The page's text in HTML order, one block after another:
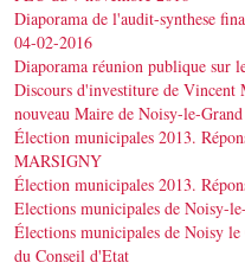
Diaporama de l'audit-synthese
04-02-2016
Diaporama réunion publique sur
Discours d'investiture de Vincent
nouveau Maire de Noisy-le-Grand
Élection municipales 2013.
MARSIGNY
Élection municipales 2013.
Elections municipales de Noisy-
Élections municipales de Noisy
du Conseil d'Etat